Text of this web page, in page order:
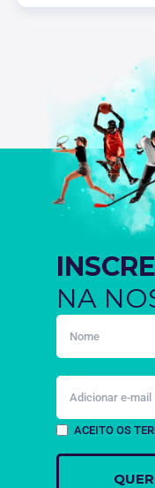
NA
ACEITO OS